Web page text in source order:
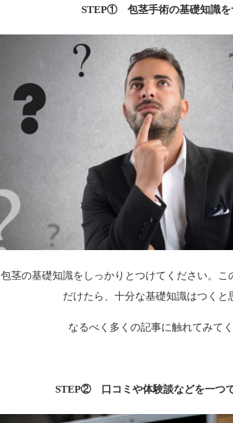
STEP① 包茎手術の基礎知識を
包茎の基礎知識をしっかりとつけてください。
だけたら、十分な基礎知識はつくと
なるべく多くの記事に触れてみてく
STEP② 口コミや体験談などを一つ